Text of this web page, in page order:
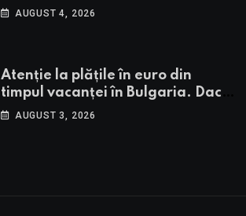
urmează pentru BVB potrivit lui
AUGUST 4, 2026
Atenție la plățile în euro din
timpul vacanței în Bulgaria. Dacă
în România cele mai falsificate
AUGUST 3, 2026